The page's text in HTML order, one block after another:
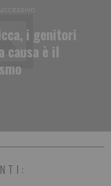
i genitori
causa è il